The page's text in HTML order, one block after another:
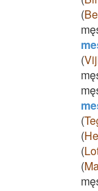
(
(
(
(
(
(